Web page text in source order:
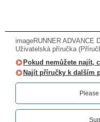
imageRUNNER ADVANCE
Uživatelská příručka
Pokud nemůžete najít,
Najít příručky k dalším